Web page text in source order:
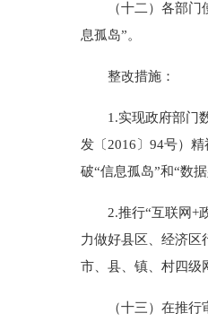
（十二）各部门使
息孤岛”。
整改措施：
1.实现政府部门数
发〔2016〕94号）
破“信息孤岛”和“数
2.推行“互联网+政
力做好县区、经济区
市、县、镇、村四级
（十三）在推行审